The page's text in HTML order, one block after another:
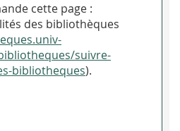
cette page :
des bibliothèques
suivre-
bibliotheques).